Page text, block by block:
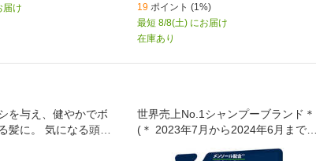
届け
19 ポイント (1%)
最短 8/8(土) にお届け
在庫あり
を与え、健やかでボ
髪に。 気になる頭皮
世界売上No.1シャンプーブランド＊
(＊ 2023年7月から2024年6月までの
ニールセン売上データに基づく。)